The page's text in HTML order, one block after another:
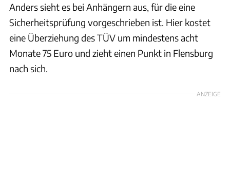
Anders sieht es bei Anhängern aus, für die eine
Sicherheitsprüfung vorgeschrieben ist. Hier kostet
eine Überziehung des TÜV um mindestens acht
Monate 75 Euro und zieht einen Punkt in Flensburg
nach sich.
ANZEIGE